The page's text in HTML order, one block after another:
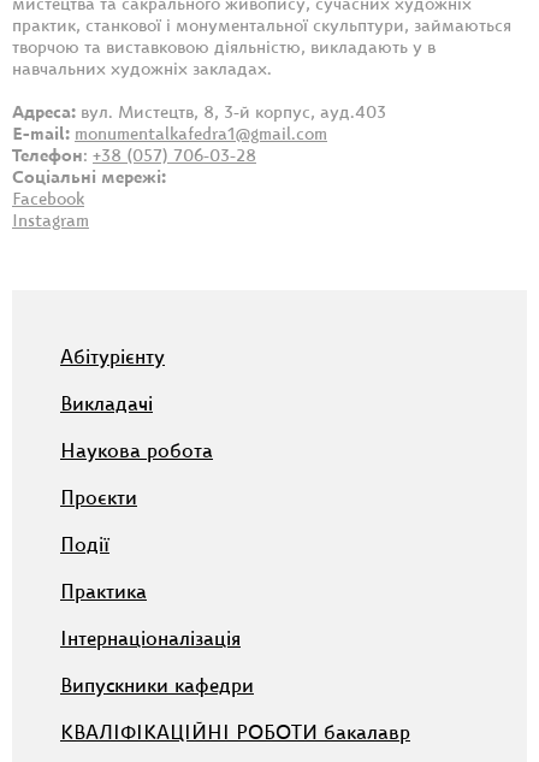
мистецтва та сакрального живопису, сучасних художніх
практик, станкової і монументальної скульптури, займаються
творчою та виставковою діяльністю, викладають у в
навчальних художніх закладах.
Адреса: вул. Мистецтв, 8, 3-й корпус, ауд.403
E-mail: monumentalkafedra1@gmail.com
Телефон: +38 (057) 706-03-28
Соціальні мережі:
Facebook
Instagram
Абітурієнту
Викладачі
Наукова робота
Проєкти
Події
Практика
Інтернаціоналізація
Випускники кафедри
КВАЛІФІКАЦІЙНІ РОБОТИ бакалавр